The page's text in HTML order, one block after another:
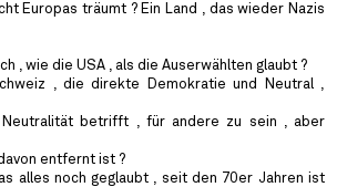
Europas träumt ? Ein Land , das wieder Nazis
, wie die USA , als die Auserwählten glaubt ?
, die direkte Demokratie und Neutral ,
betrifft , für andere zu sein , aber
entfernt ist ?
alles noch geglaubt , seit den 70er Jahren ist